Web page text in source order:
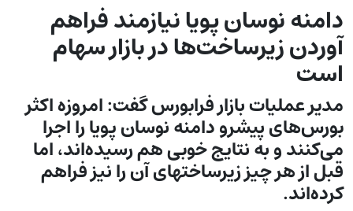
دامنه نوسان پویا نیازمند فراهم
آوردن زیرساخت‌ها در بازار سهام
است
مدیر عملیات بازار فرابورس گفت: امروزه اکثر
بورس‌های پیشرو دامنه نوسان پویا را اجرا
می‌کنند و به نتایج خوبی هم رسیده‌اند، اما
قبل از هر چیز زیرساختهای آن را نیز فراهم
کرده‌اند.